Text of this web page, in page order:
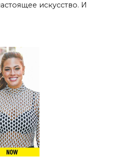
искусство. И